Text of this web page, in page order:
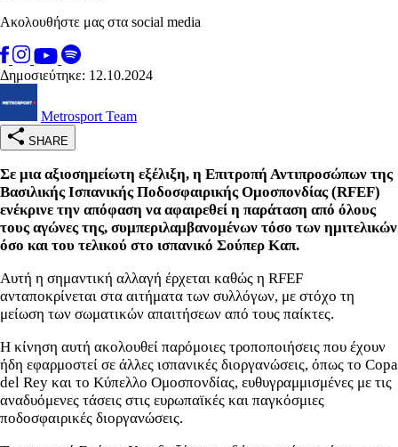
Ακολουθήστε μας στα social media
Δημοσιεύτηκε: 12.10.2024
Metrosport Team
SHARE
Σε μια αξιοσημείωτη εξέλιξη, η Επιτροπή Αντιπροσώπων της
Βασιλικής Ισπανικής Ποδοσφαιρικής Ομοσπονδίας (RFEF)
ενέκρινε την απόφαση να αφαιρεθεί η παράταση από όλους
τους αγώνες της, συμπεριλαμβανομένων τόσο των ημιτελικών
όσο και του τελικού στο ισπανικό Σούπερ Καπ.
Αυτή η σημαντική αλλαγή έρχεται καθώς η RFEF
ανταποκρίνεται στα αιτήματα των συλλόγων, με στόχο τη
μείωση των σωματικών απαιτήσεων από τους παίκτες.
Η κίνηση αυτή ακολουθεί παρόμοιες τροποποιήσεις που έχουν
ήδη εφαρμοστεί σε άλλες ισπανικές διοργανώσεις, όπως το Copa
del Rey και το Κύπελλο Ομοσπονδίας, ευθυγραμμισμένες με τις
αναδυόμενες τάσεις στις ευρωπαϊκές και παγκόσμιες
ποδοσφαιρικές διοργανώσεις.